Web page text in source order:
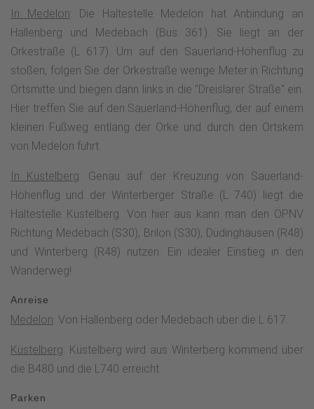
besticht durch seine weitläufigen, offenen Wiesen, die links
und rechts von Wäldern eingerahmt werden. Mit den
blühenden Wiesen ist das Orketal Teil des FFH-Gebietes
Medebacher Bucht. So finden sich gerade in den
Wiesentälern des angrenzenden Bärbecketals viele seltene
Schmetterlinge. Einen Blick in die Erdgeschichte erlaubt der
geologische Aufschluss im alten Steinbruch, der einen Teil
der Geo-Erlebnisroute Medebach-Hallenberg
Anstieg hinaus aus der Medebacher Bucht hinauf ins
Rothaargebirge. In gerade einmal drei Kilometern
überwindet der Sauerland-Höhenflug über 300 Höhenmeter.
Bei dem Aufstieg durchwanderst Du das Waldreservat
Glindfeld, ein unter Naturschutz stehendes großflächiges
Waldgebiet mit wunderbaren Buchenwäldern
einer herrlichen Panoramaaussicht über Elkeringhausen bis
zum Kahlen Asten und dem Hunau-Turm belohnt. Der nahe
dem Aussichtspunkt zu findende Stutzstein erinnert an die
Grenzen nachhaltig und bewusst kennen gelernt werden.Nun
In Medelon: Die Haltestelle Medelon hat Anbindung an
Hallenberg und Medebach (Bus 361). Sie liegt an der
Orkestraße (L 617). Um auf den Sauerland-Höhenflug zu
stoßen, folgen Sie der Orkestraße wenige Meter in Richtung
Ortsmitte und biegen dann links in die "Dreislarer Straße" ein.
Hier treffen Sie auf den Sauerland-Höhenflug, der auf einem
kleinen Fußweg entlang der Orke und durch den Ortskern
von Medelon führt.
In Küstelberg: Genau auf der Kreuzung von Sauerland-
Höhenflug und der Winterberger Straße (L 740) liegt die
Haltestelle Küstelberg. Von hier aus kann man den ÖPNV
Richtung Medebach (S30), Brilon (S30), Düdinghausen (R48)
und Winterberg (R48) nutzen. Ein idealer Einstieg in den
Wanderweg!
Anreise
Medelon: Von Hallenberg oder Medebach über die L 617.
Küstelberg: Küstelberg wird aus Winterberg kommend über
die B480 und die L740 erreicht.
Parken